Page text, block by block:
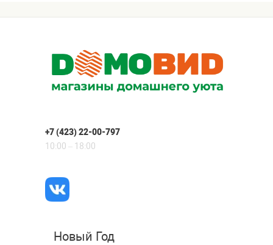
+7 (423) 22-00-797
10:00 – 18:00
Новый Год